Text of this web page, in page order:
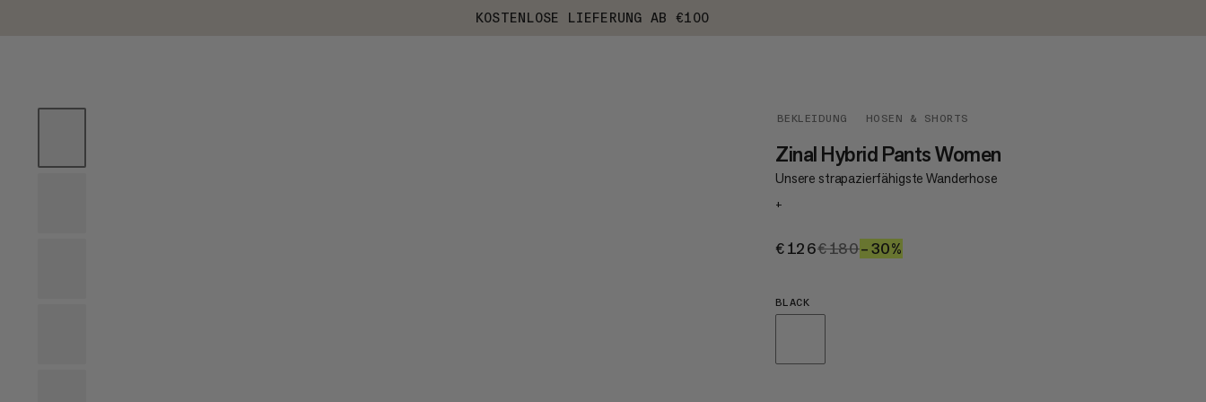
KOSTENLOSE LIEFERUNG AB €100
BEKLEIDUNG HOSEN & SHORTS
Zinal Hybrid Pants Women
Unsere strapazierfähigste Wanderhose
+
€126€126
€180€180
–30%
BLACK